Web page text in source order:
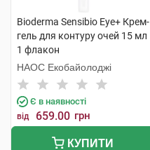
Bioderma Sensibio Eye+ Крем-
гель для контуру очей 15 мл
1 флакон
НАОС Екобайолоджі
Є в наявності
від 659.00 грн
КУПИТИ